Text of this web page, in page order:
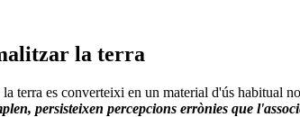
la terra
terra es converteixi en un material d'ús habitual
persisteixen percepcions errònies que